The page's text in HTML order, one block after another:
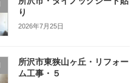
り
2026年7月25日
所沢市東狭山ヶ丘・リフォー
ム工事・５